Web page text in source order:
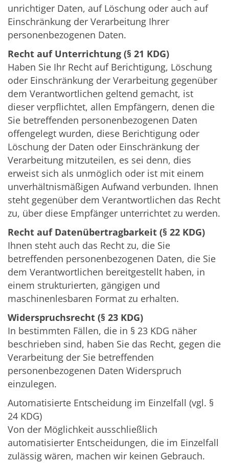
unrichtiger Daten, auf Löschung oder auch auf
Einschränkung der Verarbeitung Ihrer
personenbezogenen Daten.
Recht auf Unterrichtung (§ 21 KDG)
Haben Sie Ihr Recht auf Berichtigung, Löschung
oder Einschränkung der Verarbeitung gegenüber
dem Verantwortlichen geltend gemacht, ist
dieser verpflichtet, allen Empfängern, denen die
Sie betreffenden personenbezogenen Daten
offengelegt wurden, diese Berichtigung oder
Löschung der Daten oder Einschränkung der
Verarbeitung mitzuteilen, es sei denn, dies
erweist sich als unmöglich oder ist mit einem
unverhältnismäßigen Aufwand verbunden. Ihnen
steht gegenüber dem Verantwortlichen das Recht
zu, über diese Empfänger unterrichtet zu werden.
Recht auf Datenübertragbarkeit (§ 22 KDG)
Ihnen steht auch das Recht zu, die Sie
betreffenden personenbezogenen Daten, die Sie
dem Verantwortlichen bereitgestellt haben, in
einem strukturierten, gängigen und
maschinenlesbaren Format zu erhalten.
Widerspruchsrecht (§ 23 KDG)
In bestimmten Fällen, die in § 23 KDG näher
beschrieben sind, haben Sie das Recht, gegen die
Verarbeitung der Sie betreffenden
personenbezogenen Daten Widerspruch
einzulegen.
Automatisierte Entscheidung im Einzelfall (vgl. §
24 KDG)
Von der Möglichkeit ausschließlich
automatisierter Entscheidungen, die im Einzelfall
zulässig wären, machen wir keinen Gebrauch.